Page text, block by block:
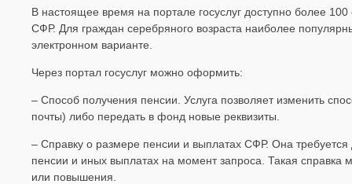
В настоящее время на портале госуслуг доступно более
СФР. Для граждан серебряного возраста наиболее
электронном варианте.
Через портал госуслуг можно оформить:
– Способ получения пенсии. Услуга позволяет изменить
почты) либо передать в фонд новые реквизиты.
– Справку о размере пенсии и выплатах СФР. Она
пенсии и иных выплатах на момент запроса. Такая справка
или повышения.